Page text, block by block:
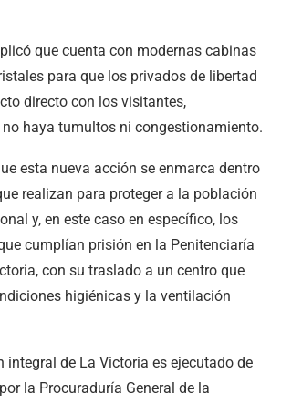
que cuenta con modernas cabinas
para que los privados de libertad
directo con los visitantes,
haya tumultos ni congestionamiento.
esta nueva acción se enmarca dentro
realizan para proteger a la población
y, en este caso en específico, los
cumplían prisión en la Penitenciaría
con su traslado a un centro que
higiénicas y la ventilación
integral de La Victoria es ejecutado de
la Procuraduría General de la